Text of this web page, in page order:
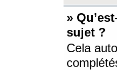
»
sujet ?
Cela